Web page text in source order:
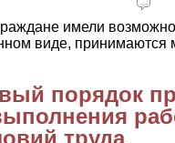
имели
виде,
порядок
труда